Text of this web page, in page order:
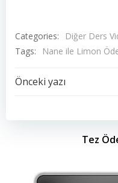
Categories:
Diğer Ders
Tags:
Nane ile Limon
Yazı
dolaşımı
Önceki yazı
Tez